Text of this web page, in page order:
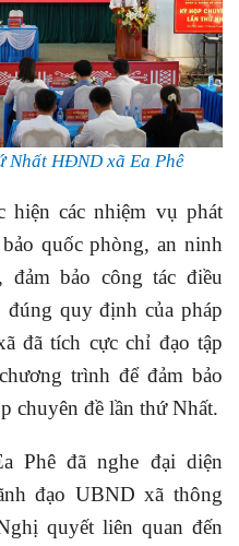
Nhất HĐND xã Ea Phê
các nhiệm vụ phát
quốc phòng, an ninh
bảo công tác điều
đúng quy định của pháp
đã tích cực chỉ đạo tập
trình để đảm bảo
chuyên đề lần thứ Nhất.
Phê đã nghe đại diện
đạo UBND xã thông
quyết liên quan đến